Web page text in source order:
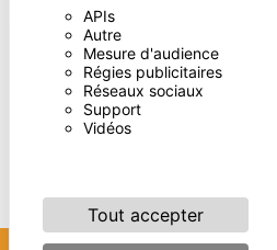
APIs
Autre
Mesure d'audience
Régies publicitaires
Réseaux sociaux
Support
Vidéos
Tout accepter
** Les données personnelles
de vous contacter. Elles sont destinées
traitants. Vous disposez de droits
d’effacement, de portabilité, de
votre consentement à tout moment et
réclamation auprès d’une autorité de
sort de vos données post-mortem.
voie postale ou par courrier
pourra vous être demandé. Nous
période de prise de contact puis
légale aux fins probatoires et de